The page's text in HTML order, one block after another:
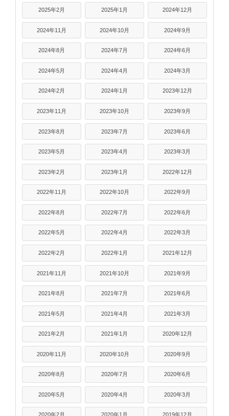
2025年2月 2025年1月 2024年12月
2024年11月 2024年10月 2024年9月
2024年8月 2024年7月 2024年6月
2024年5月 2024年4月 2024年3月
2024年2月 2024年1月 2023年12月
2023年11月 2023年10月 2023年9月
2023年8月 2023年7月 2023年6月
2023年5月 2023年4月 2023年3月
2023年2月 2023年1月 2022年12月
2022年11月 2022年10月 2022年9月
2022年8月 2022年7月 2022年6月
2022年5月 2022年4月 2022年3月
2022年2月 2022年1月 2021年12月
2021年11月 2021年10月 2021年9月
2021年8月 2021年7月 2021年6月
2021年5月 2021年4月 2021年3月
2021年2月 2021年1月 2020年12月
2020年11月 2020年10月 2020年9月
2020年8月 2020年7月 2020年6月
2020年5月 2020年4月 2020年3月
2020年2月 2020年1月 2019年12月